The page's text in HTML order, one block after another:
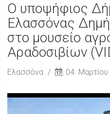
Ο υποψήφιος
Ελασσόνας
στο μουσείο
Αραδοσιβίων
Ελασσόνα 04. Μαρτίου